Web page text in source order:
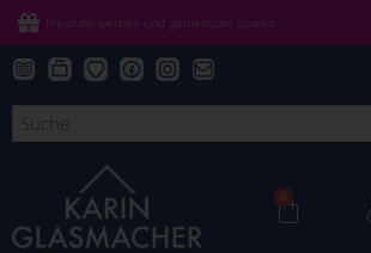
Freundin werben und gemeinsam sparen
0